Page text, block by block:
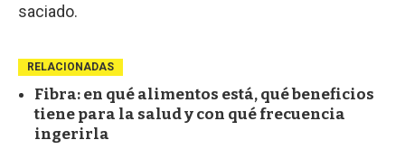
saciado.
RELACIONADAS
Fibra: en qué alimentos está, qué beneficios
tiene para la salud y con qué frecuencia
ingerirla